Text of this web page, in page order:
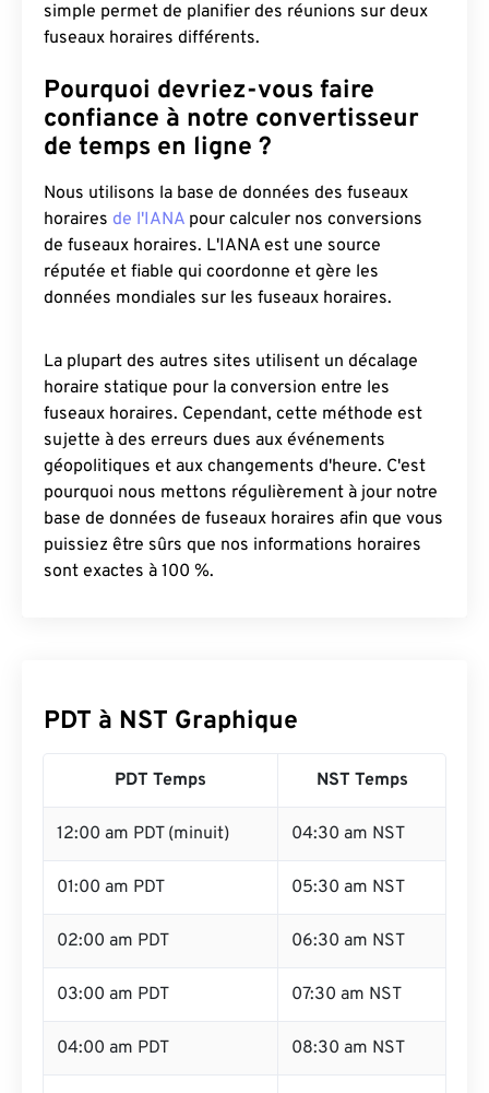
simple permet de planifier des réunions sur deux
fuseaux horaires différents.
Pourquoi devriez-vous faire
confiance à notre convertisseur
de temps en ligne ?
Nous utilisons la base de données des fuseaux
horaires de l'IANA pour calculer nos conversions
de fuseaux horaires. L'IANA est une source
réputée et fiable qui coordonne et gère les
données mondiales sur les fuseaux horaires.
La plupart des autres sites utilisent un décalage
horaire statique pour la conversion entre les
fuseaux horaires. Cependant, cette méthode est
sujette à des erreurs dues aux événements
géopolitiques et aux changements d'heure. C'est
pourquoi nous mettons régulièrement à jour notre
base de données de fuseaux horaires afin que vous
puissiez être sûrs que nos informations horaires
sont exactes à 100 %.
PDT à NST Graphique
PDT Temps NST Temps
12:00 am PDT (minuit) 04:30 am NST
01:00 am PDT 05:30 am NST
02:00 am PDT 06:30 am NST
03:00 am PDT 07:30 am NST
04:00 am PDT 08:30 am NST